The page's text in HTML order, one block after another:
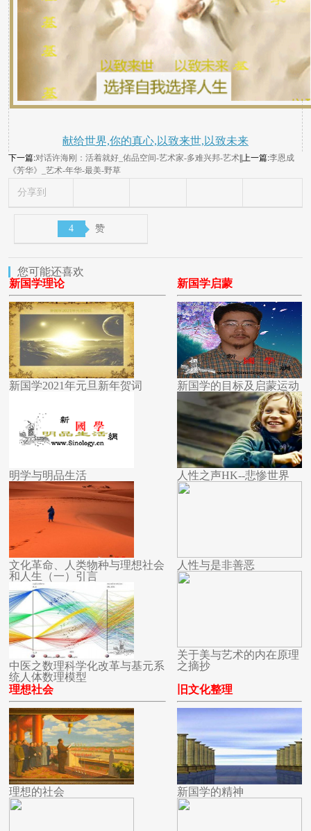
献给世界,你的真心,以致来世,以致未来
下一篇:对话许海刚：活着就好_佑品空间-艺术家-多难兴邦-艺术 ||上一篇:李恩成
《芳华》_艺术-年华-最美-野草
分享到
4 赞
您可能还喜欢
新国学理论
新国学2021年元旦新年贺词
明学与明品生活
文化革命、人类物种与理想社会
和人生（一）引言
中医之数理科学化改革与基元系
统人体数理模型
新国学启蒙
新国学的目标及启蒙运动
人性之声HK--悲惨世界
人性与是非善恶
关于美与艺术的内在原理
之摘抄
理想社会
理想的社会
旧文化整理
新国学的精神